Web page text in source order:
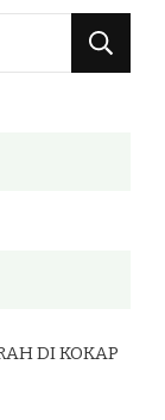
DI KOKAP